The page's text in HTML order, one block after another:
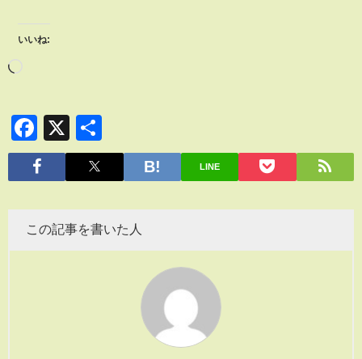
いいね:
Facebook
X
有
LINE
この記事を書いた人